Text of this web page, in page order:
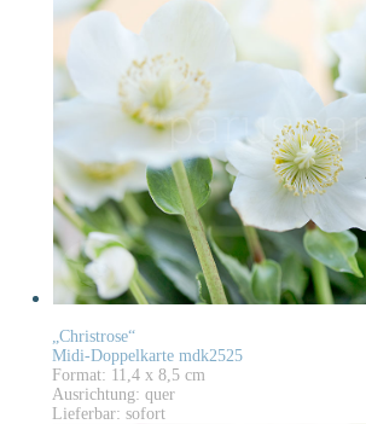
„Christrose“
Midi-Doppelkarte mdk2525
Format: 11,4 x 8,5 cm
Ausrichtung: quer
Lieferbar: sofort